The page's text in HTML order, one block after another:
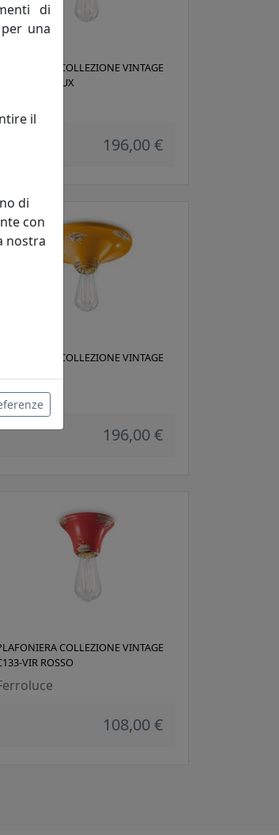
PLAFONIERA COLLEZIONE VINTAGE
C134 BORDEAUX
196,00 €
PLAFONIERA COLLEZIONE VINTAGE
196,00 €
COLLEZIONE VINTAGE
VIR ROSSO
108,00 €
di
una
il
di
con
nostra